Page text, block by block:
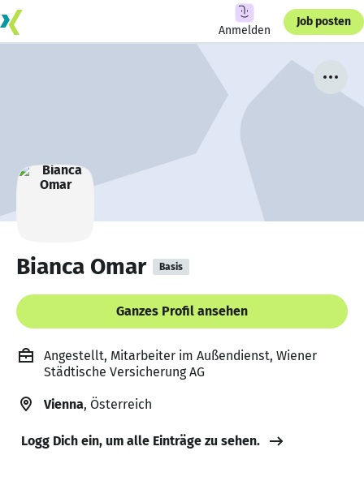
Anmelden
Job posten
Bianca Omar Basis
Ganzes Profil ansehen
Angestellt, Mitarbeiter im Außendienst, Wiener
Städtische Versicherung AG
Vienna, Österreich
Logg Dich ein, um alle Einträge zu sehen.